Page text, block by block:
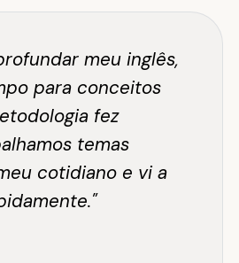
meu inglês,
para conceitos
fez
temas
cotidiano e vi a